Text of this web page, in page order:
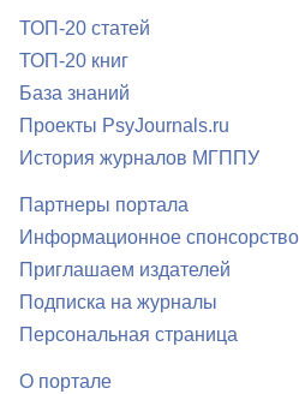
ТОП-20 статей
ТОП-20 книг
База знаний
Проекты PsyJournals.ru
История журналов МГППУ
Партнеры портала
Информационное спонсорство
Приглашаем издателей
Подписка на журналы
Персональная страница
О портале